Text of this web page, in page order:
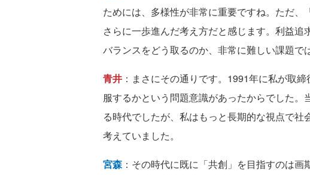
ためには、多様性が非常に重要ですね。ただ、
さらに一歩進んだ考え方だと感じます。利益
バランスをどう取るのか、非常に難しい課題で
青井 ：まさにその通りです。1991年に私が取
服するかという問題意識があったからでした
る時代でしたが、私はもっと長期的な視点で
考えていました。
宮森：その時代に既に「共創」を目指すのは